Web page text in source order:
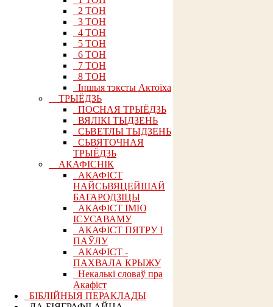
2 ТОН
3 ТОН
4 ТОН
5 ТОН
6 ТОН
7 ТОН
8 ТОН
Іншыя тэксты Актоіха
ТРЫЁДЗЬ
ПОСНАЯ ТРЫЁДЗЬ
ВЯЛІКІ ТЫДЗЕНЬ
СЬВЕТЛЫ ТЫДЗЕНЬ
СЬВЯТОЧНАЯ
ТРЫЁДЗЬ
АКАФІСНІК
АКАФІСТ
НАЙСЬВЯЦЕЙШАЙ
БАГАРОДЗІЦЫ
АКАФІСТ ІМЮ
ІСУСАВАМУ
АКАФІСТ ПЯТРУ І
ПАЎЛУ
АКАФІСТ -
ПАХВАЛА КРЫЖУ
Некалькі словаў пра
Акафіст
БІБЛІЙНЫЯ ПЕРАКЛАДЫ